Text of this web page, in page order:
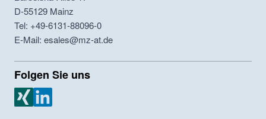
D-55129 Mainz
Tel: +49-6131-88096-0
E-Mail: esales@mz-at.de
Folgen Sie uns
MZ Analysentechnik Xing
MZ Analysentechnik LinkedIn